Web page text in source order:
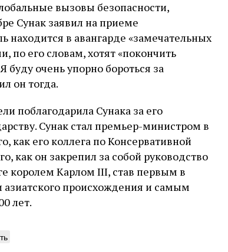
вызовы безопасности,
Сунак заявил на приеме
находится в авангарде «замечательных
по его словам, хотят «покончить
очень упорно бороться за
он тогда.
поблагодарила Сунака за его
Сунак стал премьер-министром в
как его коллега по Консервативной
как он закрепил за собой руководство
королем Карлом III, став первым в
происхождения и самым
лет.